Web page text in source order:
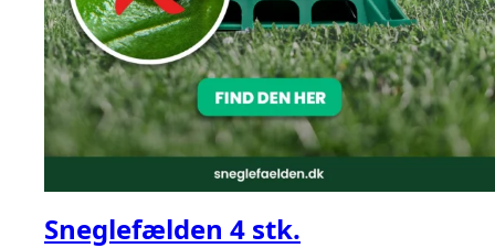
Sneglefælden 4 stk.